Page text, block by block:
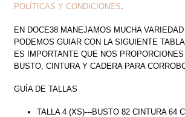
POLÍTICAS Y CONDICIONES.
EN DOCE38 MANEJAMOS MUCHA
PODEMOS GUIAR CON LA SIGUIENTE
ES IMPORTANTE QUE NOS
BUSTO, CINTURA Y CADERA PARA
GUÍA DE TALLAS
TALLA 4 (XS)---BUSTO 82 CINTURA 64